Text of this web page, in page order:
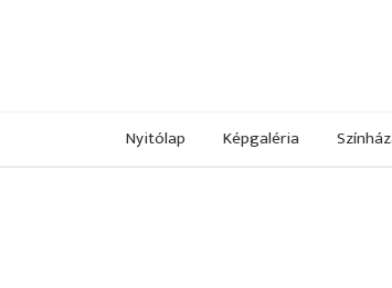
Nyitólap Képgaléria